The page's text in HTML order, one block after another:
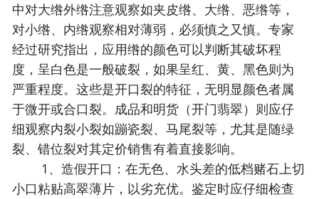
中对大绺外绺注意观察如夹皮绺、大绺、恶绺等，
对小绺、内绺观察相对薄弱，必须慎之又慎。专家
经过研究指出，应用绺的颜色可以判断其破坏程
度，呈白色是一般破裂，如果呈红、黄、黑色则为
严重程度。这些是开口裂的特征，无明显颜色者属
于微开或合口裂。成品和明货（开门翡翠）则应仔
细观察内裂小裂如蹦瓷裂、马尾裂等，尤其是随绿
裂、错位裂对其定价销售有着直接影响。
1、造假开口：在无色、水头差的低档赌石上切
小口粘贴高翠薄片，以劣充优。鉴定时应仔细检查